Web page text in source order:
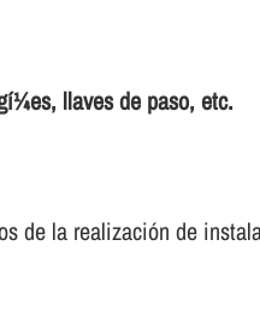
llaves de paso, etc.
de la realización de